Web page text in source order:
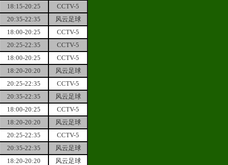
18:15-20:25
CCTV-5
20:35-22:35
风云足球
18:00-20:25
CCTV-5
20:25-22:35
CCTV-5
18:00-20:25
CCTV-5
18:20-20:20
风云足球
20:25-22:35
CCTV-5
20:35-22:35
风云足球
18:00-20:25
CCTV-5
18:20-20:20
风云足球
20:25-22:35
CCTV-5
20:35-22:35
风云足球
18:20-20:20
风云足球